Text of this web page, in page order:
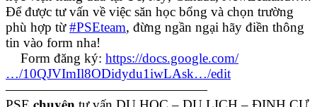
Để được tư vấn về việc săn học bổng và chọn trường
phù hợp từ#PSEteam, đừng ngần ngại hãy điền thông
tin vào form nha!
Form đăng ký: https://docs.google.com/
…/10QJVImIl8ODidydu1iwLAsk…/edit
———————————————